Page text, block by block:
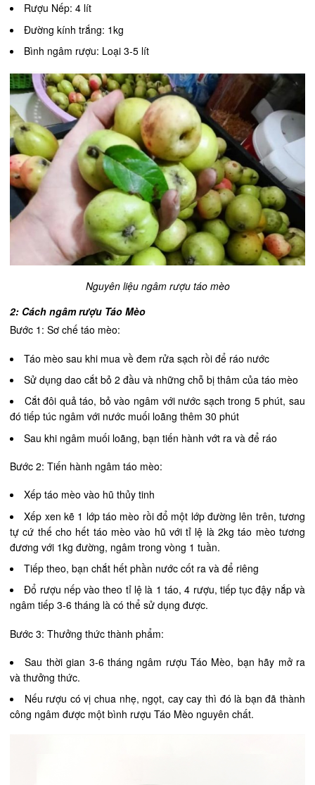
Rượu Nếp: 4 lít
Đường kính trắng: 1kg
Bình ngâm rượu: Loại 3-5 lít
Nguyên liệu ngâm rượu táo mèo
2: Cách ngâm rượu Táo Mèo
Bước 1: Sơ chế táo mèo:
Táo mèo sau khi mua về đem rửa sạch rồi để ráo nước
Sử dụng dao cắt bỏ 2 đầu và những chỗ bị thâm của táo mèo
Cắt đôi quả táo, bỏ vào ngâm với nước sạch trong 5 phút, sau
đó tiếp túc ngâm với nước muối loãng thêm 30 phút
Sau khi ngâm muối loãng, bạn tiến hành vớt ra và để ráo
Bước 2: Tiến hành ngâm táo mèo:
Xếp táo mèo vào hũ thủy tinh
Xếp xen kẽ 1 lớp táo mèo rồi đổ một lớp đường lên trên, tương
tự cứ thế cho hết táo mèo vào hũ với tỉ lệ là 2kg táo mèo tương
đương với 1kg đường, ngâm trong vòng 1 tuần.
Tiếp theo, bạn chắt hết phần nước cốt ra và để riêng
Đổ rượu nếp vào theo tỉ lệ là 1 táo, 4 rượu, tiếp tục đậy nắp và
ngâm tiếp 3-6 tháng là có thể sử dụng được.
Bước 3: Thưởng thức thành phẩm:
Sau thời gian 3-6 tháng ngâm rượu Táo Mèo, bạn hãy mở ra
và thưởng thức.
Nếu rượu có vị chua nhẹ, ngọt, cay cay thì đó là bạn đã thành
công ngâm được một bình rượu Táo Mèo nguyên chất.